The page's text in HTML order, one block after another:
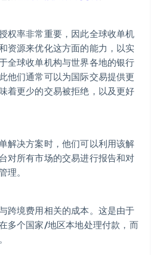
权率非常重要，因此全球收单机
资源来优化这方面的能力，以实
全球收单机构与世界各地的银行
他们通常可以为国际交易提供更
着更少的交易被拒绝，以及更好
解决方案时，他们可以利用该解
对所有市场的交易进行报告和对
理。
跨境费用相关的成本。这是由于
多个国家/地区本地处理付款，而